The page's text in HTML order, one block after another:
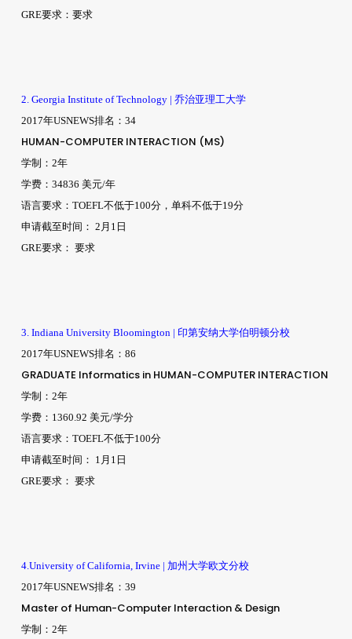
GRE要求：要求
2. Georgia Institute of Technology | 乔治亚理工大学
2017年USNEWS排名：34
HUMAN-COMPUTER INTERACTION (MS)
学制：2年
学费：34836 美元/年
语言要求：TOEFL不低于100分，单科不低于19分
申请截至时间： 2月1日
GRE要求： 要求
3. Indiana University Bloomington | 印第安纳大学伯明顿分校
2017年USNEWS排名：86
GRADUATE Informatics in HUMAN-COMPUTER INTERACTION
学制：2年
学费：1360.92 美元/学分
语言要求：TOEFL不低于100分
申请截至时间： 1月1日
GRE要求： 要求
4.University of California, Irvine | 加州大学欧文分校
2017年USNEWS排名：39
Master of Human-Computer Interaction & Design
学制：2年